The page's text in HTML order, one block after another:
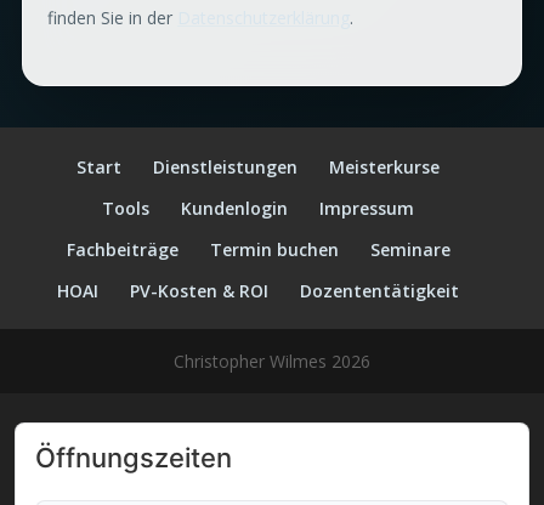
finden Sie in der
.
Start Dienstleistungen
Meisterkurse
Tools
Kundenlogin
Impressum
Fachbeiträge
Termin buchen
Seminare
HOAI
PV-Kosten & ROI Dozententätigkeit
Christopher Wilmes 2026
Öffnungszeiten